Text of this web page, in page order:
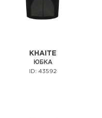
KHAITE
ЮБКА
ID: 43592